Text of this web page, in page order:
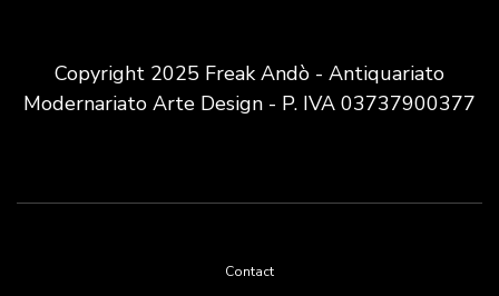
Copyright 2025 Freak Andò - Antiquariato
Modernariato Arte Design - P. IVA 03737900377
Contact